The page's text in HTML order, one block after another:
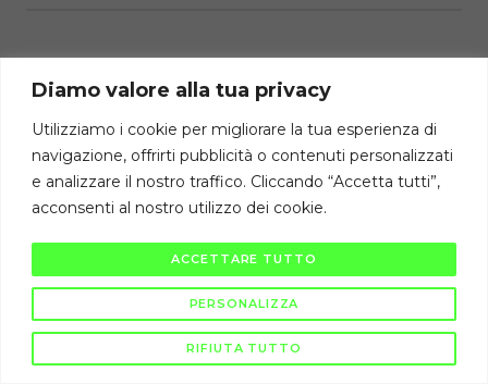
Diamo valore alla tua privacy
Utilizziamo i cookie per migliorare la tua esperienza di
navigazione, offrirti pubblicità o contenuti personalizzati
e analizzare il nostro traffico. Cliccando “Accetta tutti”,
acconsenti al nostro utilizzo dei cookie.
PERSONALIZZA
RIFIUTA TUTTO
ACCETTARE TUTTO
ai sensi di legge.